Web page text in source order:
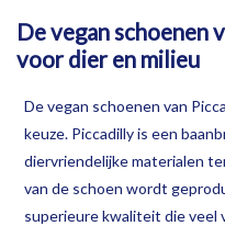
SCHOENEN PASSEN &
OPHALEN
De vegan schoenen
voor dier en milieu
De vegan schoenen van
keuze. Piccadilly is een
diervriendelijke materialen
van de schoen wordt
superieure kwaliteit die